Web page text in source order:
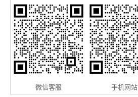
微信客服 手机网站